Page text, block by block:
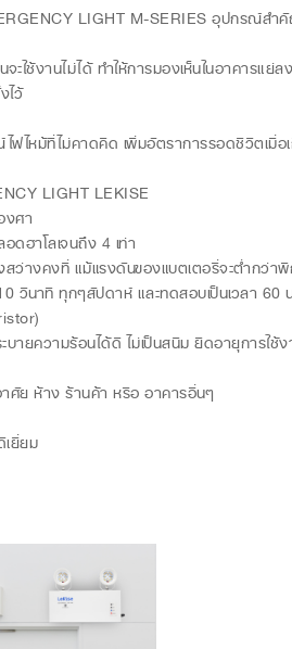
LIGHT M-SERIES อุปกรณ์ส
ะใช้งานไม่ได้ ทำให้การมองเห็นในอาคารแ
ว้
ไหม้ที่ไม่คาดคิด เพิ่มอัตราการรอดชีวิตเมื่อ
LIGHT LEKISE
ศา
ฮาโลเจนถึง 4 เท่า
ว่างคงที่ แม้แรงดันของแบตเตอรี่จะต่ำกว่า
วินาที ทุกๆสัปดาห์ และทดสอบเป็นเวลา
ยความร้อนได้ดี ไม่เป็นสนิม ยืดอายุการใช้
ศัย ห้าง ร้านค้า หรือ อาคารอื่นๆ
ยี่ยม